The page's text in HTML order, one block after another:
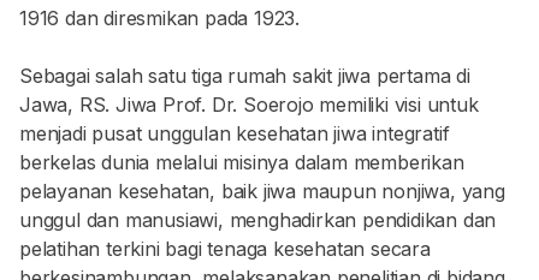
1916 dan diresmikan pada 1923.
Sebagai salah satu tiga rumah sakit jiwa pertama di
Jawa, RS. Jiwa Prof. Dr. Soerojo memiliki visi untuk
menjadi pusat unggulan kesehatan jiwa integratif
berkelas dunia melalui misinya dalam memberikan
pelayanan kesehatan, baik jiwa maupun nonjiwa, yang
unggul dan manusiawi, menghadirkan pendidikan dan
pelatihan terkini bagi tenaga kesehatan secara